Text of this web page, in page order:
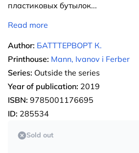
пластиковых бутылок...
Read more
Author: БАТТТЕРВОРТ К.
Printhouse: Mann, Ivanov i Ferber
Series: Outside the series
Year of publication: 2019
ISBN: 9785001176695
ID: 285534
Sold out